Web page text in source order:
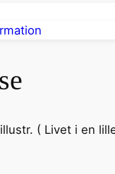
( Livet i en